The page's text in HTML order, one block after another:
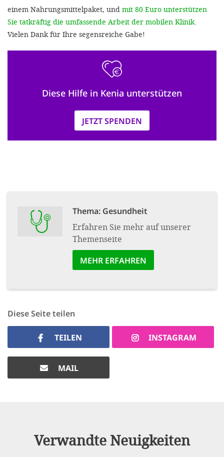
einem Nahrungsmittelpaket, und mit 80 Euro unterstützen
Sie tatkräftig die umfassende Arbeit der mobilen Klinik
Vielen Dank für Ihre segensreiche Gabe!
Diese Hilfe in Kenia unterstützen
JETZT SPENDEN
Thema: Gesundheit
Erfahren Sie mehr auf unserer
Themenseite
MEHR ERFAHREN
Diese Seite teilen
TEILEN INSTAGRAM
MAIL
Verwandte Neuigkeiten